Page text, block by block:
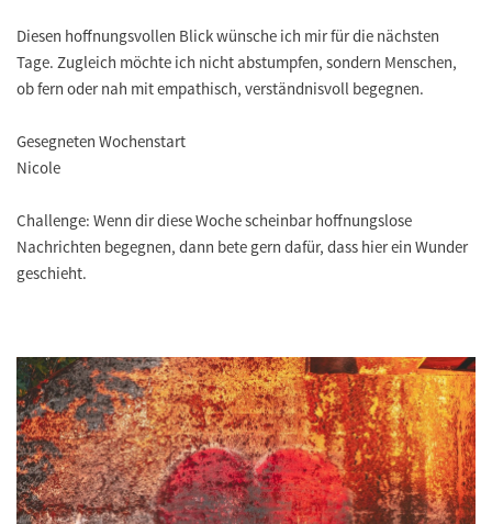
Diesen hoffnungsvollen Blick wünsche ich mir für die nächsten
Tage. Zugleich möchte ich nicht abstumpfen, sondern Menschen,
ob fern oder nah mit empathisch, verständnisvoll begegnen.
Gesegneten Wochenstart
Nicole
Challenge: Wenn dir diese Woche scheinbar hoffnungslose
Nachrichten begegnen, dann bete gern dafür, dass hier ein Wunder
geschieht.